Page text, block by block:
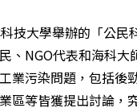
技大學舉辦的「公民
、NGO代表和海科大
業污染問題，包括後
區等皆獲提出討論，